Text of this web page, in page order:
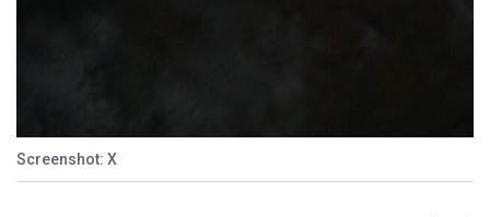
Screenshot: X